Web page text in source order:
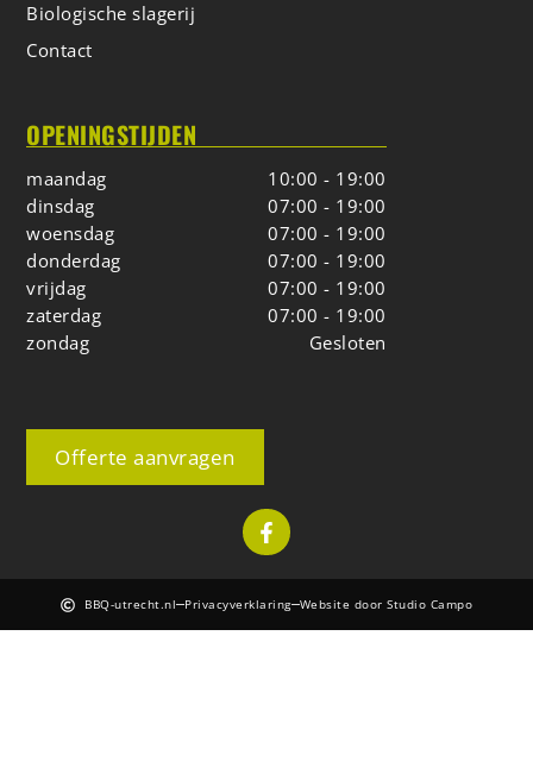
Biologische slagerij
Contact
OPENINGSTIJDEN
maandag
10:00 - 19:00
dinsdag
07:00 - 19:00
woensdag
07:00 - 19:00
donderdag
07:00 - 19:00
vrijdag
07:00 - 19:00
zaterdag
07:00 - 19:00
zondag
Gesloten
Offerte aanvragen
BBQ-utrecht.nl Privacyverklaring Website door Studio Campo